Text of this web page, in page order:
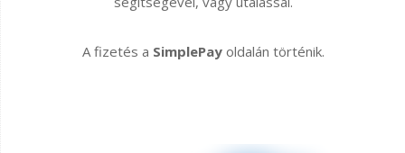
A fizetés a SimplePayoldalán történik.